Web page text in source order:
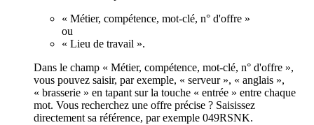
« Métier, compétence, mot-clé, n° d'offre »
ou
« Lieu de travail ».
Dans le champ « Métier, compétence, mot-clé, n° d'offre »,
vous pouvez saisir, par exemple, « serveur », « anglais »,
« brasserie » en tapant sur la touche « entrée » entre chaque
mot. Vous recherchez une offre précise ? Saisissez
directement sa référence, par exemple 049RSNK.